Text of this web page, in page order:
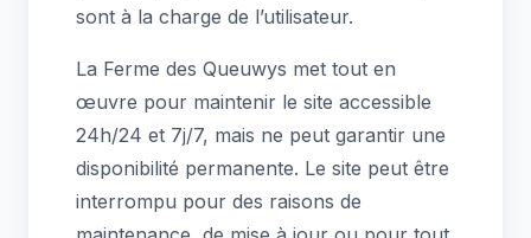
sont à la charge de l’utilisateur.
La Ferme des Queuwys met tout en
œuvre pour maintenir le site accessible
24h/24 et 7j/7, mais ne peut garantir une
disponibilité permanente. Le site peut être
interrompu pour des raisons de